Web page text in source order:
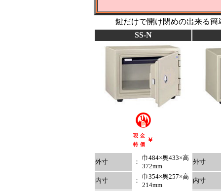
鍵だけで開け閉めの出来る
SS-N
現 金
￥
特 価
外寸 ：
巾484×奥433×高
372mm
外寸
内寸 ：
巾354×奥257×高
214mm
内寸